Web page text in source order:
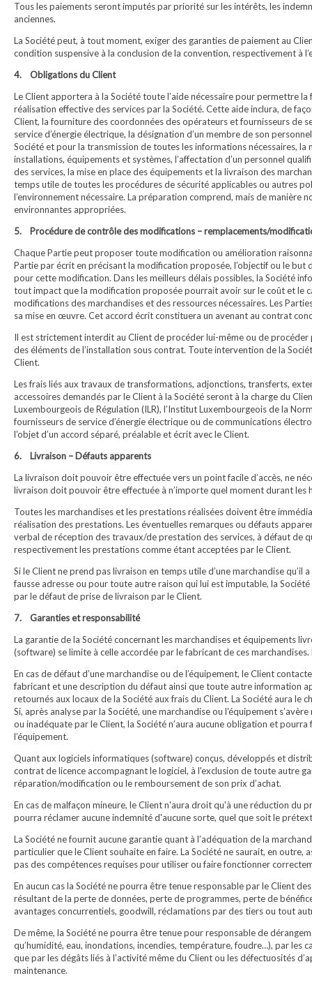
Tous les paiements seront imputés par priorité sur les intérêts, les
anciennes.
La Société peut, à tout moment, exiger des garanties de paiement au
condition suspensive à la conclusion de la convention, respectivement à
4. Obligations du Client
Le Client apportera à la Société toute l’aide nécessaire pour permettre
réalisation effective des services par la Société. Cette aide inclura, de
Client, la fourniture des coordonnées des opérateurs et fournisseurs de
service d’énergie électrique, la désignation d’un membre de son
Société et pour la transmission de toutes les informations nécessaires,
installations, équipements et systèmes, l’affectation d’un personnel
des services, la mise en place des équipements et la livraison des
temps utile de toutes les procédures de sécurité applicables ou autres
l’environnement nécessaire. La préparation comprend, mais de
environnantes appropriées.
5. Procédure de contrôle des modifications – remplacements/
Chaque Partie peut proposer toute modification ou amélioration
Partie par écrit en précisant la modification proposée, l’objectif ou le but
pour cette modification. Dans les meilleurs délais possibles, la Société
tout impact que la modification proposée pourrait avoir sur le coût et le
modifications des marchandises et des ressources nécessaires. Les
sa mise en œuvre. Cet accord écrit constituera un avenant au contrat
Il est strictement interdit au Client de procéder lui-même ou de
des éléments de l’installation sous contrat. Toute intervention de la
Client.
Les frais liés aux travaux de transformations, adjonctions, transferts,
accessoires demandés par le Client à la Société seront à la charge du
Luxembourgeois de Régulation (ILR), l’Institut Luxembourgeois de la
fournisseurs de service d’énergie électrique ou de communications
l’objet d’un accord séparé, préalable et écrit avec le Client.
6. Livraison – Défauts apparents
La livraison doit pouvoir être effectuée vers un point facile d’accès, ne
livraison doit pouvoir être effectuée à n’importe quel moment durant les
Toutes les marchandises et les prestations réalisées doivent être
réalisation des prestations. Les éventuelles remarques ou défauts
verbal de réception des travaux/de prestation des services, à défaut de
respectivement les prestations comme étant acceptées par le Client.
Si le Client ne prend pas livraison en temps utile d’une marchandise qu’il
fausse adresse ou pour toute autre raison qui lui est imputable, la
par le défaut de prise de livraison par le Client.
7. Garanties et responsabilité
La garantie de la Société concernant les marchandises et équipements
(software) se limite à celle accordée par le fabricant de ces
En cas de défaut d’une marchandise ou de l’équipement, le Client
fabricant et une description du défaut ainsi que toute autre information
retournés aux locaux de la Société aux frais du Client. La Société aura le
Si, après analyse par la Société, une marchandise ou l’équipement
ou inadéquate par le Client, la Société n’aura aucune obligation et
l’équipement.
Quant aux logiciels informatiques (software) conçus, développés et
contrat de licence accompagnant le logiciel, à l'exclusion de toute autre
réparation/modification ou le remboursement de son prix d’achat.
En cas de malfaçon mineure, le Client n'aura droit qu'à une réduction
pourra réclamer aucune indemnité d'aucune sorte, quel que soit le
La Société ne fournit aucune garantie quant à l’adéquation de la
particulier que le Client souhaite en faire. La Société ne saurait, en
pas des compétences requises pour utiliser ou faire fonctionner
En aucun cas la Société ne pourra être tenue responsable par le Client
résultant de la perte de données, perte de programmes, perte de
avantages concurrentiels, goodwill, réclamations par des tiers ou tout
De même, la Société ne pourra être tenue pour responsable de
qu’humidité, eau, inondations, incendies, température, foudre…), par les
que par les dégâts liés à l’activité même du Client ou les défectuosités
maintenance.